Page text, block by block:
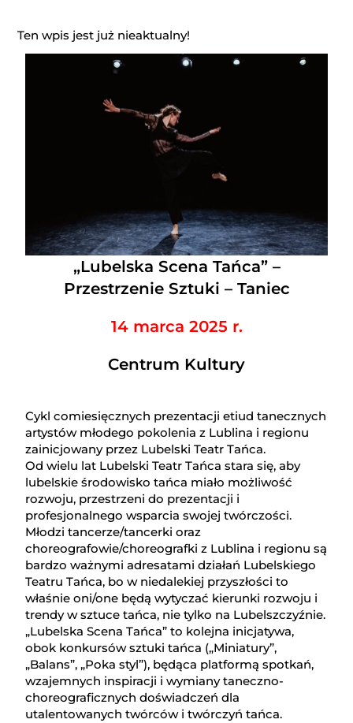
Ten wpis jest już nieaktualny!
„Lubelska Scena Tańca” –
Przestrzenie Sztuki – Taniec
14 marca 2025 r.
Centrum Kultury
Cykl comiesięcznych prezentacji etiud tanecznych
artystów młodego pokolenia z Lublina i regionu
zainicjowany przez Lubelski Teatr Tańca.
Od wielu lat Lubelski Teatr Tańca stara się, aby
lubelskie środowisko tańca miało możliwość
rozwoju, przestrzeni do prezentacji i
profesjonalnego wsparcia swojej twórczości.
Młodzi tancerze/tancerki oraz
choreografowie/choreografki z Lublina i regionu są
bardzo ważnymi adresatami działań Lubelskiego
Teatru Tańca, bo w niedalekiej przyszłości to
właśnie oni/one będą wytyczać kierunki rozwoju i
trendy w sztuce tańca, nie tylko na Lubelszczyźnie.
„Lubelska Scena Tańca” to kolejna inicjatywa,
obok konkursów sztuki tańca („Miniatury”,
„Balans”, „Poka styl”), będąca platformą spotkań,
wzajemnych inspiracji i wymiany taneczno-
choreograficznych doświadczeń dla
utalentowanych twórców i twórczyń tańca.